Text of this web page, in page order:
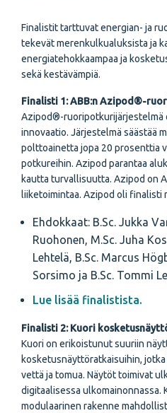
Finalistit tarttuvat energian- ja
tekevät merenkulkualuksista ja
energiatehokkaampaa ja
sekä kestävämpiä.
Finalisti 1: ABB:n Azipod®-
Azipod®-ruoripotkurijärjestelmä
innovaatio. Järjestelmä säästää
polttoainetta jopa 20 prosenttia
potkureihin. Azipod parantaa
kautta turvallisuutta. Azipod on
liiketoimintaa. Azipod oli finalisti
Ehdokkaat: B.Sc. Jukka
Ruohonen, M.Sc. Juha
Lehtelä, B.Sc. Marcus
Sorsimo ja B.Sc. Tommi
Lue lisää finalistista.
Finalisti 2: Kuori
Kuori on erikoistunut suuriin
kosketusnäyttöratkaisuihin,
vettä ja tomua. Näytöt toimivat
digitaalisessa ulkomainonnassa.
modulaarinen rakenne